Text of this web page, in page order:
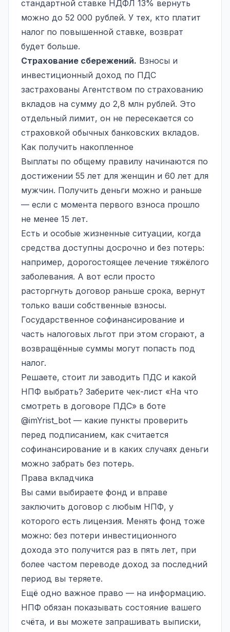
стандартной ставке НДФЛ 13% вернуть
можно до 52 000 рублей. У тех, кто платит
налог по повышенной ставке, возврат
будет больше.
Страхование сбережений. Взносы и
инвестиционный доход по ПДС
застрахованы Агентством по страхованию
вкладов на сумму до 2,8 млн рублей. Это
отдельный лимит, он не пересекается со
страховкой обычных банковских вкладов.
Как получить накопленное
Выплаты по общему правилу начинаются по
достижении 55 лет для женщин и 60 лет для
мужчин. Получить деньги можно и раньше
— если с момента первого взноса прошло
не менее 15 лет.
Есть и особые жизненные ситуации, когда
средства доступны досрочно и без потерь:
например, дорогостоящее лечение тяжёлого
заболевания. А вот если просто
расторгнуть договор раньше срока, вернут
только ваши собственные взносы.
Государственное софинансирование и
часть налоговых льгот при этом сгорают, а
возвращённые суммы могут попасть под
налог.
Решаете, стоит ли заводить ПДС и какой
НПФ выбрать? Заберите чек-лист «На что
смотреть в договоре ПДС» в боте
@imYrist_bot — какие пункты проверить
перед подписанием, как считается
софинансирование и в каких случаях деньги
можно забрать без потерь.
Права вкладчика
Вы сами выбираете фонд и вправе
заключить договор с любым НПФ, у
которого есть лицензия. Менять фонд тоже
можно: без потери инвестиционного
дохода это получится раз в пять лет, при
более частом переводе доход за последний
период вы теряете.
Ещё одно важное право — на информацию.
НПФ обязан показывать состояние вашего
счёта, и вы можете запрашивать выписки,